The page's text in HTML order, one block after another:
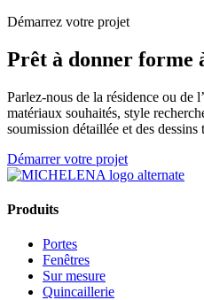
Démarrez votre projet
Prêt à donner forme
Parlez-nous de la résidence ou de
matériaux souhaités, style
soumission détaillée et des dessins
Démarrer votre projet
Produits
Portes
Fenêtres
Sur mesure
Quincaillerie